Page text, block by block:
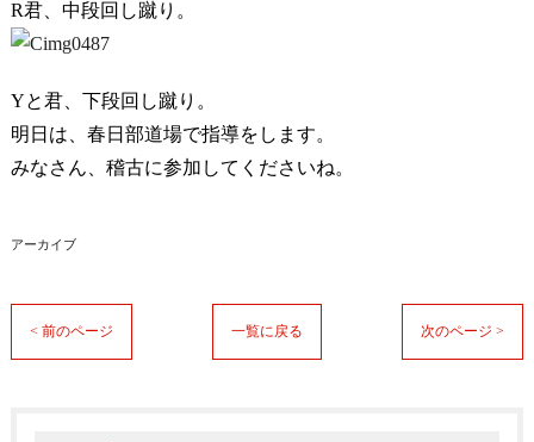
R君、中段回し蹴り。
Yと君、下段回し蹴り。
明日は、春日部道場で指導をします。
みなさん、稽古に参加してくださいね。
アーカイブ
< 前のページ 一覧に戻る 次のページ >